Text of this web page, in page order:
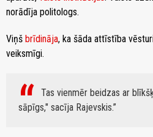
norādīja politologs.
Viņš brīdināja, ka šāda attīstība
veiksmīgi.
Tas vienmēr beidzas ar
sāpīgs," sacīja Rajevskis.